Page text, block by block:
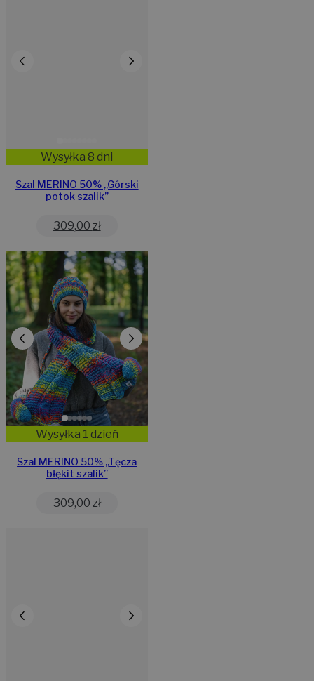
Wysyłka 8 dni
Szal MERINO 50% ,,Górski
potok szalik”
309,00 zł
Wysyłka 1 dzień
Szal MERINO 50% ,,Tęcza
błękit szalik”
309,00 zł